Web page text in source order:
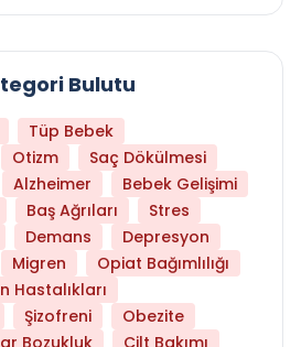
Bulutu
Tüp Bebek
Otizm
Saç Dökülmesi
Alzheimer
Bebek Gelişimi
Baş Ağrıları
Stres
Demans
Depresyon
Migren
Opiat Bağımlılığı
Hastalıkları
Şizofreni
Obezite
Bozukluk Cilt Bakımı